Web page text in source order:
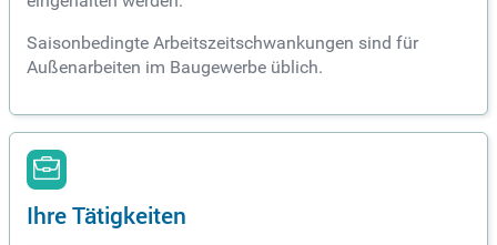
Saisonbedingte Arbeitszeitschwankungen sind für
Außenarbeiten im Baugewerbe üblich.
Ihre Tätigkeiten